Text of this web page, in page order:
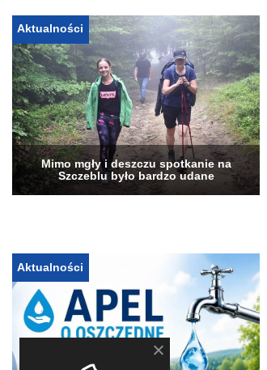
Aktualności
Mimo mgły i deszczu spotkanie na
Szczeblu było bardzo udane
Aktualności